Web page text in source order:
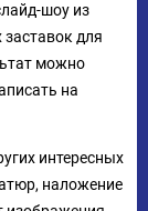
шоу из
для
можно
на
интересных
наложение